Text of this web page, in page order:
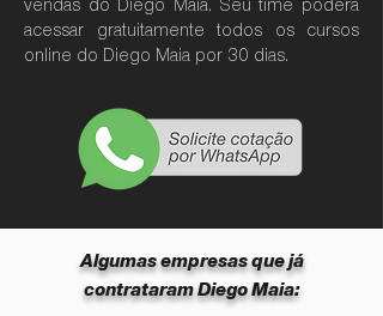
vendas do Diego Maia. Seu time poderá
acessar gratuitamente todos os cursos
online do Diego Maia por 30 dias.
Algumas empresas que já
contrataram Diego Maia: